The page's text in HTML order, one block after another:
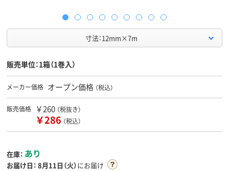
寸法：12mm×7m
販売単位：1箱（1巻入）
メーカー価格 オープン価格 （税込）
販売価格 ￥260 （税抜き）
￥286 （税込）
在庫： あり
お届け日： 8月11日（火）にお届け